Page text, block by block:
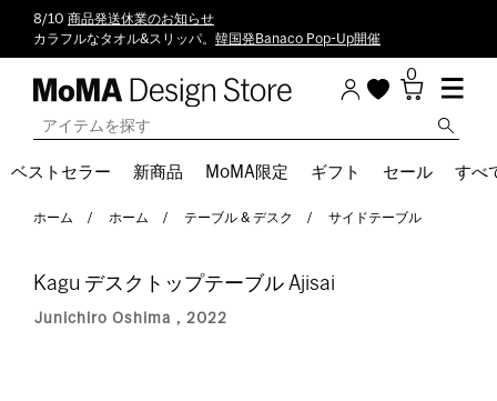
8/10 商品発送休業のお知らせ
カラフルなタオル&スリッパ。 韓国発Banaco Pop-Up開催
0
ベストセラー 新商品 MoMA限定 ギフト セール すべ
ホーム ホーム テーブル & デスク サイドテーブル
Kagu デスクトップテーブル Ajisai
Junichiro Oshima，2022